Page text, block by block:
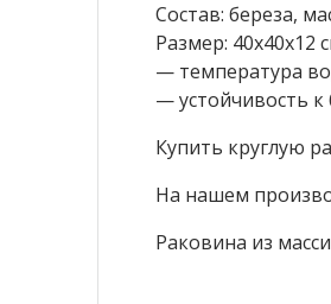
Состав: береза,
Размер: 40х40х12
— температура
— устойчивость
Купить круглую
На нашем
Раковина из